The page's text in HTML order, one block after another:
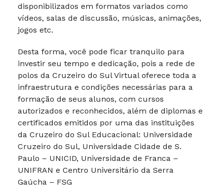
disponibilizados em formatos variados como
vídeos, salas de discussão, músicas, animações,
jogos etc.
Desta forma, você pode ficar tranquilo para
investir seu tempo e dedicação, pois a rede de
polos da Cruzeiro do Sul Virtual oferece toda a
infraestrutura e condições necessárias para a
formação de seus alunos, com cursos
autorizados e reconhecidos, além de diplomas e
certificados emitidos por uma das instituições
da Cruzeiro do Sul Educacional: Universidade
Cruzeiro do Sul, Universidade Cidade de S.
Paulo – UNICID, Universidade de Franca –
UNIFRAN e Centro Universitário da Serra
Gaúcha – FSG